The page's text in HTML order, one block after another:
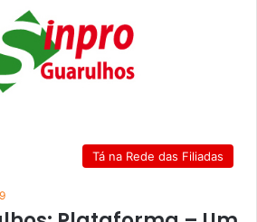
Tá na Rede das Filiadas